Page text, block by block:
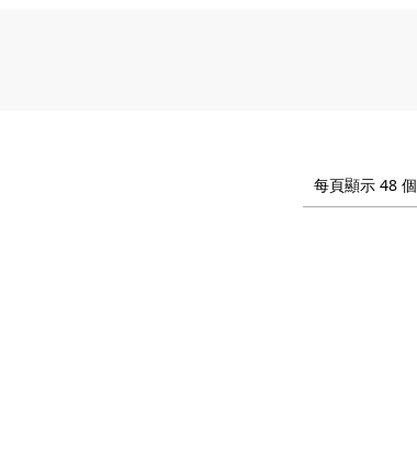
每頁顯示 48 個